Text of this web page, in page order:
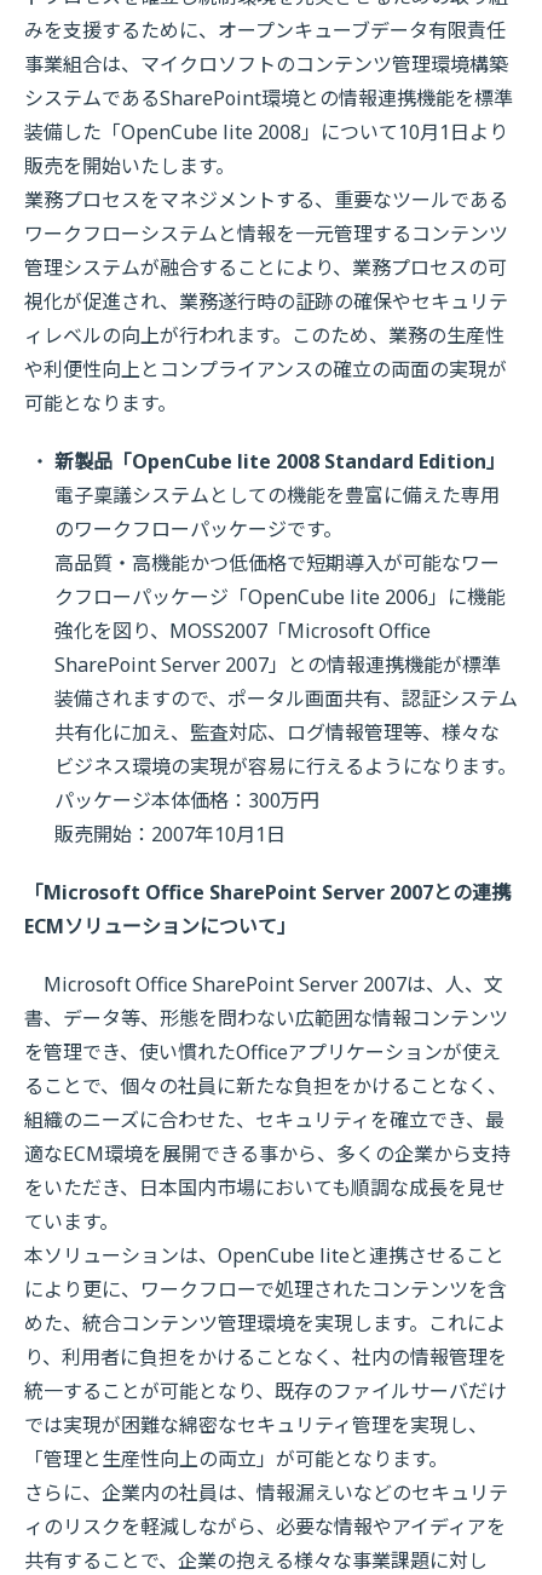
みを支援するために、オープンキューブデータ有限責任
事業組合は、マイクロソフトのコンテンツ管理環境構築
システムであるSharePoint環境との情報連携機能を標準
装備した「OpenCube lite 2008」について10月1日より
販売を開始いたします。
業務プロセスをマネジメントする、重要なツールである
ワークフローシステムと情報を一元管理するコンテンツ
管理システムが融合することにより、業務プロセスの可
視化が促進され、業務遂行時の証跡の確保やセキュリテ
ィレベルの向上が行われます。このため、業務の生産性
や利便性向上とコンプライアンスの確立の両面の実現が
可能となります。
新製品「OpenCube lite 2008 Standard Edition」
電子稟議システムとしての機能を豊富に備えた専用
のワークフローパッケージです。
高品質・高機能かつ低価格で短期導入が可能なワー
クフローパッケージ「OpenCube lite 2006」に機能
強化を図り、MOSS2007「Microsoft Office
SharePoint Server 2007」との情報連携機能が標準
装備されますので、ポータル画面共有、認証システム
共有化に加え、監査対応、ログ情報管理等、様々な
ビジネス環境の実現が容易に行えるようになります。
パッケージ本体価格：300万円
販売開始：2007年10月1日
「Microsoft Office SharePoint Server 2007との連携
ECMソリューションについて」
Microsoft Office SharePoint Server 2007は、人、文
書、データ等、形態を問わない広範囲な情報コンテンツ
を管理でき、使い慣れたOfficeアプリケーションが使え
ることで、個々の社員に新たな負担をかけることなく、
組織のニーズに合わせた、セキュリティを確立でき、最
適なECM環境を展開できる事から、多くの企業から支持
をいただき、日本国内市場においても順調な成長を見せ
ています。
本ソリューションは、OpenCube liteと連携させること
により更に、ワークフローで処理されたコンテンツを含
めた、統合コンテンツ管理環境を実現します。これによ
り、利用者に負担をかけることなく、社内の情報管理を
統一することが可能となり、既存のファイルサーバだけ
では実現が困難な綿密なセキュリティ管理を実現し、
「管理と生産性向上の両立」が可能となります。
さらに、企業内の社員は、情報漏えいなどのセキュリテ
ィのリスクを軽減しながら、必要な情報やアイディアを
共有することで、企業の抱える様々な事業課題に対し